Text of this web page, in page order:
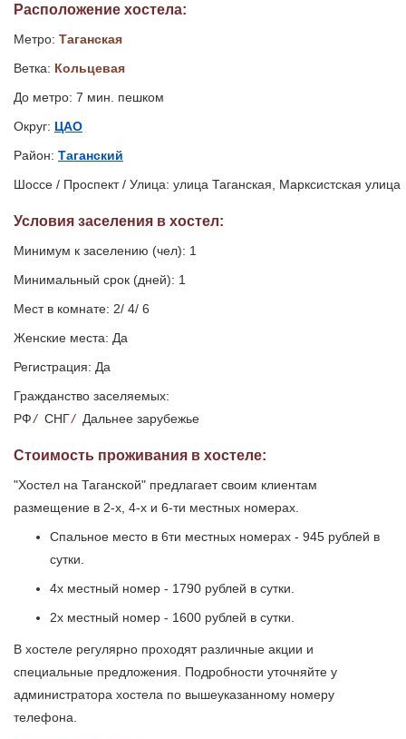
Расположение хостела:
Метро: Таганская
Ветка: Кольцевая
До метро: 7 мин. пешком
Округ: ЦАО
Район: Таганский
Шоссе / Проспект / Улица: улица Таганская, Марксистская улица
Условия заселения в хостел:
Минимум к заселению (чел): 1
Минимальный срок (дней): 1
Мест в комнате: 2/ 4/ 6
Женские места: Да
Регистрация: Да
Гражданство заселяемых:
РФ/ СНГ/ Дальнее зарубежье
Стоимость проживания в хостеле:
"Хостел на Таганской" предлагает своим клиентам
размещение в 2-х, 4-х и 6-ти местных номерах.
Спальное место в 6ти местных номерах - 945 рублей в
сутки.
4х местный номер - 1790 рублей в сутки.
2х местный номер - 1600 рублей в сутки.
В хостеле регулярно проходят различные акции и
специальные предложения. Подробности уточняйте у
администратора хостела по вышеуказанному номеру
телефона.